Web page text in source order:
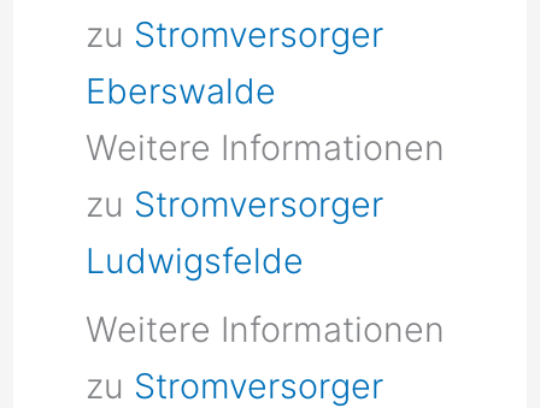
zu Stromversorger
Eberswalde
Weitere Informationen
zu Stromversorger
Ludwigsfelde
Weitere Informationen
zu Stromversorger